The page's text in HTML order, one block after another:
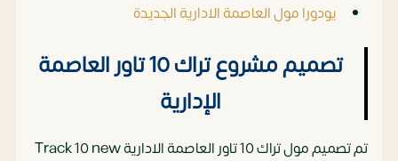
يودورا مول العاصمة الادارية الجديدة
تصميم مشروع تراك 10 تاور العاصمة
الإدارية
تم تصميم مول تراك 10 تاور العاصمة الادارية Track 10 new